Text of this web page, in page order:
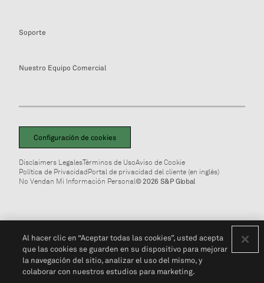
Soporte
Nuestro Equipo Comercial
Configuración de cookies
Disclaimers LegalesTérminos de UsoAviso de Cookie
Política de PrivacidadPortal de privacidad del cliente (en inglés)
No Vendan Mi Información Personal© 2026 S&P Global
Al hacer clic en “Aceptar todas las cookies”, usted acepta
que las cookies se guarden en su dispositivo para mejorar
la navegación del sitio, analizar el uso del mismo, y
colaborar con nuestros estudios para marketing.